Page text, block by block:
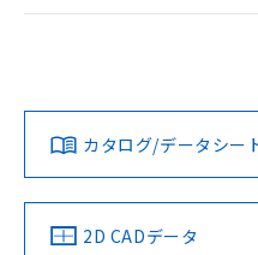
タイムチャート
ログイ
ダウンロードデータをご利
みください。
ソフトウェアの使用条件
EU RoHS 注意事項・凡
対応済み
中国 RoHS 注意事項・凡
LR型式承認
（イギリス
船舶規格）
DNV型式
（ノルウ
カタログ/データシー
2D CADデータ